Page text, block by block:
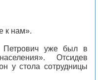
к нам».
Петрович уже был в
Отсидев
у стола сотрудницы